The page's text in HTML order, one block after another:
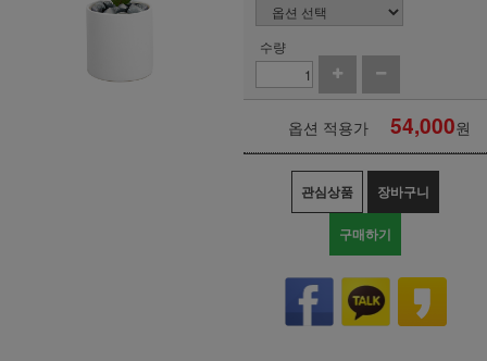
수량
옵션 적용가 54,000원
관심상품 장바구니
구매하기